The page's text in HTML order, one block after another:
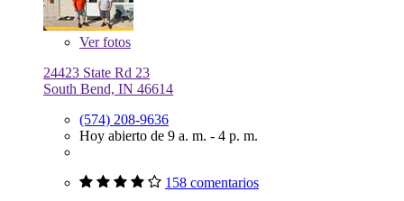
Verfotos
24423 State Rd 23
South Bend, IN 46614
(574) 208-9636
Hoy abierto de 9 a. m. - 4 p. m.
158 comentarios